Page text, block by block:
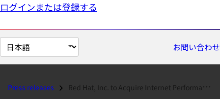
ログインまたは登録する
ペ
ー
の
お問い合わせ
Press releases Red Hat, Inc. to Acquire Internet Performance Management Provider Blue...